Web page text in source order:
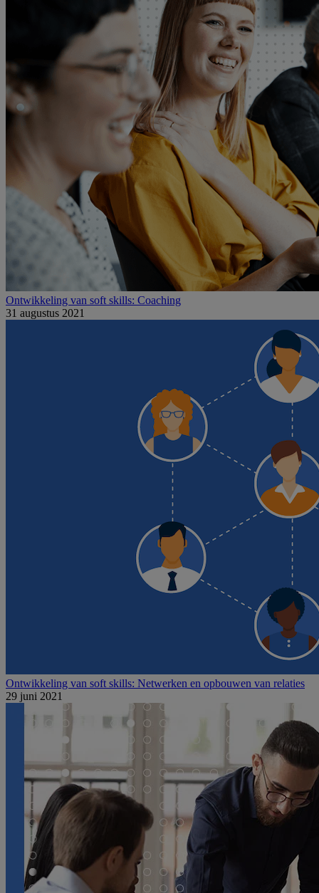
Ontwikkeling van soft skills: Coaching
31 augustus 2021
Ontwikkeling van soft skills: Netwerken en opbouwen van relaties
29 juni 2021